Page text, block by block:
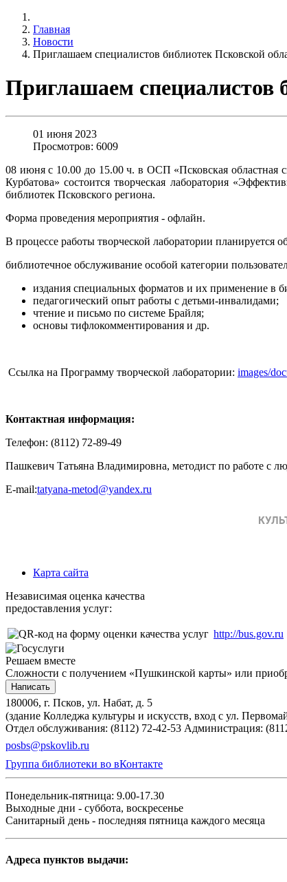
Главная
Новости
Приглашаем специалистов библиотек Псковской
Приглашаем специалистов
01 июня 2023
Просмотров: 6009
08 июня с 10.00 до 15.00 ч. в ОСП «Псковская областная
Курбатова» состоится творческая лаборатория
библиотек Псковского региона.
Форма проведения мероприятия - офлайн.
В процессе работы творческой лаборатории планируется
библиотечное обслуживание особой категории
издания специальных форматов и их применение в
педагогический опыт работы с детьми-инвалидами;
чтение и письмо по системе Брайля;
основы тифлокомментирования и др.
Ссылка на Программу творческой лаборатории: images/
Контактная информация:
Телефон: (8112) 72-89-49
Пашкевич Татьяна Владимировна, методист по работе с
E-mail:tatyana-metod@yandex.ru
Карта сайта
Независимая оценка качества
предоставления услуг:
http://bus.gov.ru
Решаем вместе
Сложности с получением «Пушкинской карты» или
Написать
180006, г. Псков, ул. Набат, д. 5
(здание Колледжа культуры и искусств, вход с ул.
Отдел обслуживания: (8112) 72-42-53 Администрация:
posbs@pskovlib.ru
Группа библиотеки во вКонтакте
Понедельник-пятница: 9.00-17.30
Выходные дни - суббота, воскресенье
Санитарный день - последняя пятница каждого месяца
Адреса пунктов выдачи: